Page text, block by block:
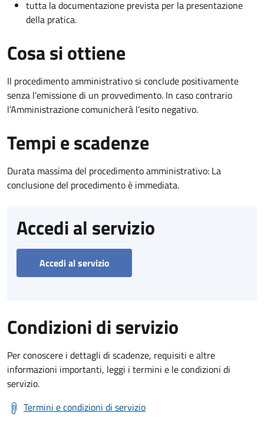
tutta la documentazione prevista per la presentazione
della pratica.
Cosa si ottiene
Il procedimento amministrativo si conclude positivamente
senza l’emissione di un provvedimento. In caso contrario
l’Amministrazione comunicherà l’esito negativo.
Tempi e scadenze
Durata massima del procedimento amministrativo: La
conclusione del procedimento è immediata.
Accedi al servizio
Accedi al servizio
Condizioni di servizio
Per conoscere i dettagli di scadenze, requisiti e altre
informazioni importanti, leggi i termini e le condizioni di
servizio.
Termini e condizioni di servizio